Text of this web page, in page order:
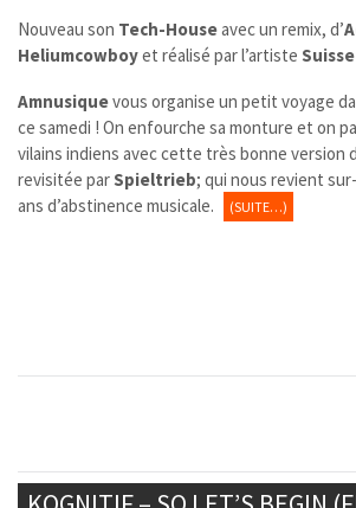
Nouveau son Tech-Houseavec un remix, d’
Heliumcowboyet réalisé par l’artiste
Amnusiquevous organise un petit voyage
ce samedi ! On enfourche sa monture et on
vilains indiens avec cette très bonne version
revisitée parSpieltrieb; qui nous revient
ans d’abstinence musicale.
(SUITE…)